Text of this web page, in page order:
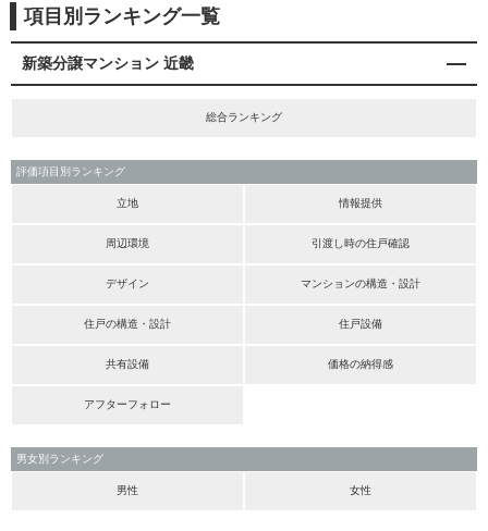
項目別ランキング一覧
新築分譲マンション 近畿
総合ランキング
評価項目別ランキング
立地 情報提供
周辺環境 引渡し時の住戸確認
デザイン マンションの構造・設計
住戸の構造・設計 住戸設備
共有設備 価格の納得感
アフターフォロー
男女別ランキング
男性 女性